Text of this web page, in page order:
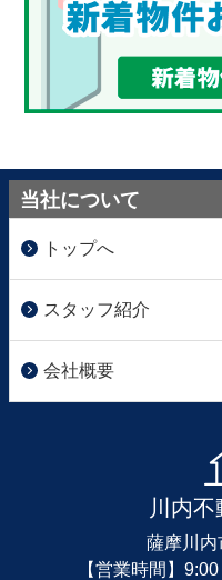
当社について
トップへ
スタッフ紹介
会社概要
川内
薩摩川内
【営業時間】